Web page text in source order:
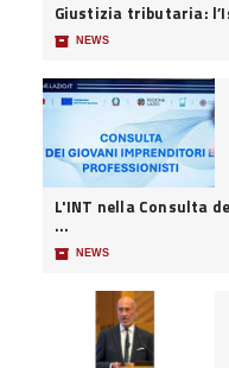
Giustizia tributaria:
📦 NEWS
L'INT nella Consulta dei giovani imprenditori
...
📦 NEWS